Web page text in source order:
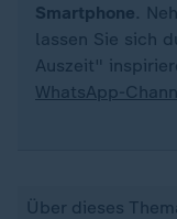
Smartphone.
lassen Sie sich
Auszeit"
WhatsApp-
Über dieses